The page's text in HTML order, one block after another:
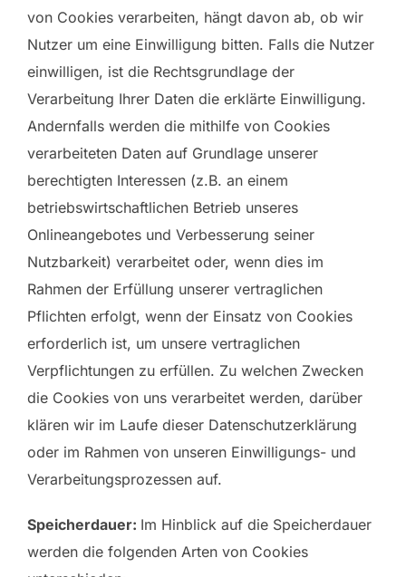
von Cookies verarbeiten, hängt davon ab, ob wir
Nutzer um eine Einwilligung bitten. Falls die Nutzer
einwilligen, ist die Rechtsgrundlage der
Verarbeitung Ihrer Daten die erklärte Einwilligung.
Andernfalls werden die mithilfe von Cookies
verarbeiteten Daten auf Grundlage unserer
berechtigten Interessen (z.B. an einem
betriebswirtschaftlichen Betrieb unseres
Onlineangebotes und Verbesserung seiner
Nutzbarkeit) verarbeitet oder, wenn dies im
Rahmen der Erfüllung unserer vertraglichen
Pflichten erfolgt, wenn der Einsatz von Cookies
erforderlich ist, um unsere vertraglichen
Verpflichtungen zu erfüllen. Zu welchen Zwecken
die Cookies von uns verarbeitet werden, darüber
klären wir im Laufe dieser Datenschutzerklärung
oder im Rahmen von unseren Einwilligungs- und
Verarbeitungsprozessen auf.
Speicherdauer: Im Hinblick auf die Speicherdauer
werden die folgenden Arten von Cookies